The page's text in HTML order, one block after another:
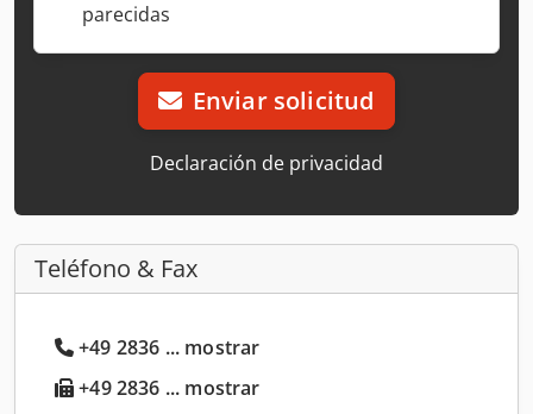
parecidas
Enviar solicitud
Declaración de privacidad
Teléfono & Fax
+49 2836 ... mostrar
+49 2836 ... mostrar